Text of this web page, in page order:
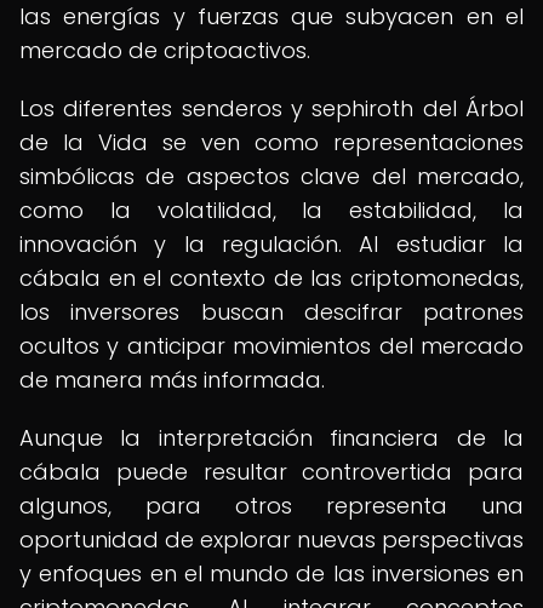
las energías y fuerzas que subyacen en el
mercado de criptoactivos.
Los diferentes senderos y sephiroth del Árbol
de la Vida se ven como representaciones
simbólicas de aspectos clave del mercado,
como la volatilidad, la estabilidad, la
innovación y la regulación. Al estudiar la
cábala en el contexto de las criptomonedas,
los inversores buscan descifrar patrones
ocultos y anticipar movimientos del mercado
de manera más informada.
Aunque la interpretación financiera de la
cábala puede resultar controvertida para
algunos, para otros representa una
oportunidad de explorar nuevas perspectivas
y enfoques en el mundo de las inversiones en